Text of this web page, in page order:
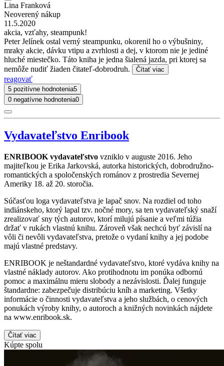
Lina Franková
Neoverený nákup
11.5.2020
akcia, vzťahy, steampunk!
Peter Jelínek ostal verný steampunku, okorenil ho o výbušniny,
mraky akcie, dávku vtipu a zvrhlosti a dej, v ktorom nie je jediné
hluché miestečko. Táto kniha je jedna šialená jazda, pri ktorej sa
nemôže nudiť žiaden čitateľ-dobrodruh.
Čítať viac
reagovať
5 pozitívne hodnotenia5
0 negatívne hodnotenia0
Vydavateľstvo Enribook
ENRIBOOK vydavateľstvo vzniklo v auguste 2016. Jeho
majiteľkou je Erika Jarkovská, autorka historických, dobrodružno-
romantických a spoločenských románov z prostredia Severnej
Ameriky 18. až 20. storočia.
Súčasťou loga vydavateľstva je lapač snov. Na rozdiel od toho
indiánskeho, ktorý lapal tzv. nočné mory, sa ten vydavateľský snaží
zrealizovať sny tých autorov, ktorí milujú písanie a veľmi túžia
držať v rukách vlastnú knihu. Zároveň však nechcú byť závislí na
vôli či nevôli vydavateľstva, pretože o vydaní knihy a jej podobe
majú vlastné predstavy.
ENRIBOOK je neštandardné vydavateľstvo, ktoré vydáva knihy na
vlastné náklady autorov. Ako protihodnotu im ponúka odbornú
pomoc a maximálnu mieru slobody a nezávislosti. Ďalej funguje
štandardne: zabezpečuje distribúciu kníh a marketing. Všetky
informácie o činnosti vydavateľstva a jeho službách, o cenových
ponukách výroby knihy, o autoroch a knižných novinkách nájdete
na www.enribook.sk.
Čítať viac
Kúpte spolu